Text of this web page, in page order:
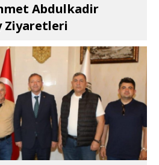
Abdulkadir
Ziyaretleri